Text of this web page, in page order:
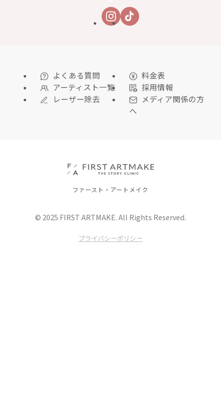
よくある質問
料金表
アーティスト一覧
採用情報
レーザー除去
メディア関係の方
へ
ファースト・アートメイク
© 2025 FIRST ARTMAKE. All Rights Reserved.
プライバシーポリシー